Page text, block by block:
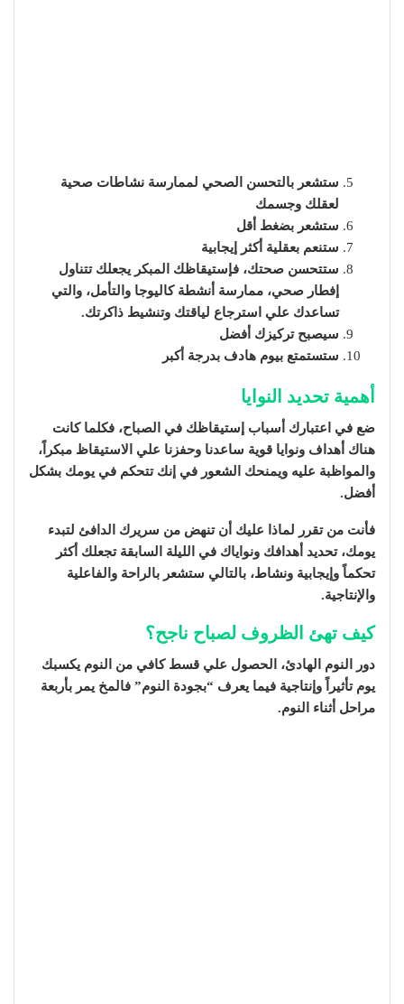
ستشعر بالتحسن الصحي لممارسة نشاطات صحية
لعقلك وجسمك
ستشعر بضغط أقل
ستنعم بعقلية أكثر إيجابية
ستتحسن صحتك، فإستيقاظك المبكر يجعلك تتناول
إفطار صحي، ممارسة أنشطة كاليوجا والتأمل، والتي
تساعدك علي استرجاع لياقتك وتنشيط ذاكرتك.
سيصبح تركيزك أفضل
ستستمتع بيوم هادف بدرجة أكبر
أهمية تحديد النوايا
ضع في اعتبارك أسباب إستيقاظك في الصباح، فكلما كانت
هناك أهداف ونوايا قوية ساعدنا وحفزنا علي الاستيقاظ مبكراً،
والمواظبة عليه ويمنحك الشعور في إنك تتحكم في يومك بشكل
أفضل.
فأنت من تقرر لماذا عليك أن تنهض من سريرك الدافئ لتبدء
يومك، تحديد أهدافك ونواياك في الليلة السابقة تجعلك أكثر
تحكماً وإيجابية ونشاط، بالتالي ستشعر بالراحة والفاعلية
والإنتاجية.
كيف تهئ الظروف لصباح ناجح؟
دور النوم الهادئ، الحصول علي قسط كافي من النوم يكسبك
يوم تأثيراً وإنتاجية فيما يعرف “بجودة النوم” فالمخ يمر بأربعة
مراحل أثناء النوم.